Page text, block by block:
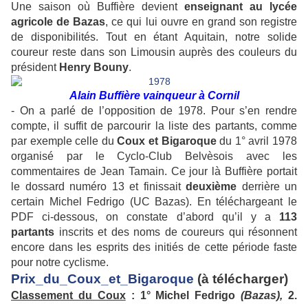
Une saison où Buffière devient enseignant au lycée
agricole de Bazas, ce qui lui ouvre en grand son registre
de disponibilités. Tout en étant Aquitain, notre solide
coureur reste dans son Limousin auprès des couleurs du
président Henry Bouny.
Alain Buffière vainqueur à Cornil
- On a parlé de l’opposition de 1978. Pour s’en rendre
compte, il suffit de parcourir la liste des partants, comme
par exemple celle duCoux et Bigaroquedu 1° avril 1978
organisé par le Cyclo-Club Belvèsois avec les
commentaires de Jean Tamain. Ce jour là Buffière portait
le dossard numéro 13 et finissait deuxième derrière un
certain Michel Fedrigo (UC Bazas). En téléchargeant le
PDF ci-dessous, on constate d’abord qu’il y a 113
partants inscrits et des noms de coureurs qui résonnent
encore dans les esprits des initiés de cette période faste
pour notre cyclisme.
Prix_du_Coux_et_Bigaroque (à télécharger)
Classement du Coux: 1° Michel Fedrigo(Bazas), 2.